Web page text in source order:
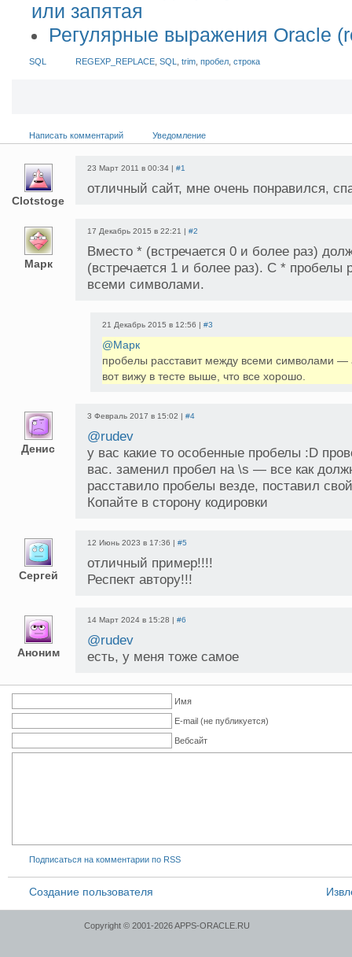
или запятая
Регулярные выражения Oracle
SQL REGEXP_REPLACE SQL trim пробел строка
Написать комментарий Уведомление
Clotstoge
23 Март 2011 в 00:34 | #1
отличный сайт, мне очень понравился,
Марк
17 Декабрь 2015 в 22:21 | #2
Вместо * (встречается 0 и более раз)
(встречается 1 и более раз). С * пробелы
всеми символами.
21 Декабрь 2015 в 12:56 | #3
@Марк
пробелы расставит между всеми символами —
вот вижу в тесте выше, что все хорошо.
Денис
3 Февраль 2017 в 15:02 | #4
@rudev
у вас какие то особенные пробелы :D
вас. заменил пробел на \s — все как
расставило пробелы везде, поставил
Копайте в сторону кодировки
Сергей
12 Июнь 2023 в 17:36 | #5
отличный пример!!!!
Респект автору!!!
Аноним
14 Март 2024 в 15:28 | #6
@rudev
есть, у меня тоже самое
Имя
E-mail (не публикуется)
Вебсайт
Подписаться на комментарии по RSS
Создание пользователя
Copyright © 2001-2026 APPS-ORACLE.RU